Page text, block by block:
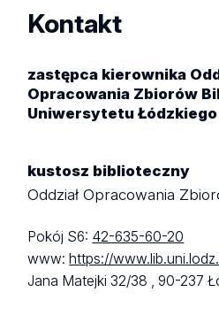
Kontakt
zastępca kierownika
Opracowania Zbiorów
Uniwersytetu Łódzkiego
kustosz biblioteczny
Oddział Opracowania
Pokój S6: 42-635-60-20
www:https://
Jana Matejki 32/38 ,90-237